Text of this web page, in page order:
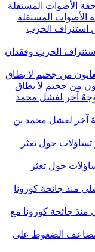
الأصوات المستقلة
الحرب وفقدان
من جحيم لا يطاق
آخر لفشل محمد بن
حول تعثر
جائحة كورونا مع